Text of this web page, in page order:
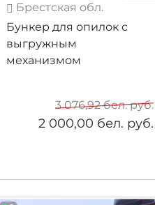
Брестская обл.
Бункер для опилок с
выгружным
механизмом
3 076,92бел. руб.
2 000,00 бел. руб.